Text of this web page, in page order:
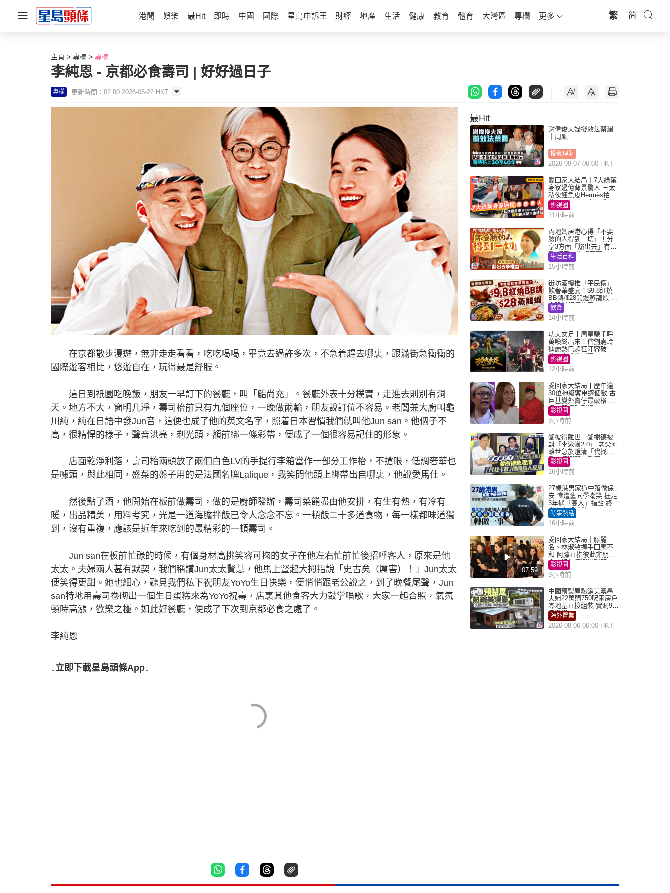
港聞 娛樂 最Hit 即時 中國 國際 星島申訴王 財經 地產 生活 健康 教育 體育 大灣區 專欄 更多 繁 简
主頁 專欄 專欄
李純恩 - 京都必食壽司 | 好好過日子
專欄 更新時間：02:00 2026-05-22 HKT
在京都散步漫遊，無非走走看看，吃吃喝喝，畢竟去過許多次，不急着趕去哪裏，跟滿街急衝衝的
國際遊客相比，悠遊自在，玩得最是舒服。
這日到祇園吃晚飯，朋友一早訂下的餐廳，叫「鮨尚充」。餐廳外表十分樸實，走進去則別有洞
天。地方不大，窗明几淨，壽司枱前只有九個座位，一晚做兩輪，朋友說訂位不容易。老闆兼大廚叫龜
川純，純在日語中發Jun音，這便也成了他的英文名字，照着日本習慣我們就叫他Jun san。他個子不
高，很精悍的樣子，聲音洪亮，剃光頭，額前綁一條彩帶，便成了一個很容易記住的形象。
店面乾淨利落，壽司枱兩頭放了兩個白色LV的手提行李箱當作一部分工作枱，不搶眼，低調奢華也
是噱頭，與此相同，盛菜的盤子用的是法國名牌Lalique，我笑問他頭上綁帶出自哪裏，他說愛馬仕。
然後點了酒，他開始在板前做壽司，做的是廚師發辦，壽司菜餚盡由他安排，有生有熟，有冷有
暖，出品精美，用料考究，光是一道海膽拌飯已令人念念不忘。一頓飯二十多道食物，每一樣都味道獨
到，沒有重複，應該是近年來吃到的最精彩的一頓壽司。
Jun san在板前忙碌的時候，有個身材高挑笑容可掬的女子在他左右忙前忙後招呼客人，原來是他
太太。夫婦兩人甚有默契，我們稱讚Jun太太賢慧，他馬上豎起大拇指說「史古矣（厲害）！」Jun太太
便笑得更甜。她也細心，聽見我們私下祝朋友YoYo生日快樂，便悄悄跟老公說之，到了晚餐尾聲，Jun
san特地用壽司卷砌出一個生日蛋糕來為YoYo祝壽，店裏其他食客大力鼓掌唱歌，大家一起合照，氣氛
頓時高漲，歡樂之極。如此好餐廳，便成了下次到京都必食之處了。
李純恩
↓立即下載星島頭條App↓
最Hit
謝偉俊夫婦擬效法蔡瀾
｜周顯
投資理財
2026-08-07 06:00 HKT
愛回家大結局｜7大綠葉
身家過億背景驚人 三太
私伙鱷魚皮Hermès拍劇
蘇姐原來是半山樓后
影視圈
11小時前
內地媽居港心得「不要
臉的人得到一切」！分
享3方面「豁出去」有著
數 網民：你好厲害
生活百科
15小時前
街坊酒樓推「平民價」
歎奢華盛宴！$9.8紅燒
BB鴿/$28開邊蒸龍蝦 3
大晚餐超值優惠
飲食
14小時前
功夫女足丨周星馳千呼
萬喚終出來！偕劉嘉玲
迪麗熱巴超狂陣容破天
荒現身香港謝票
影視圈
12小時前
愛回家大結局丨歷年逾
30位神級客串逐個數 古
巨基變外賣仔最破格 歐
陽震華情陷群姐
影視圈
9小時前
黎彼得離世丨黎樹德被
封「李泳漢2.0」 老父剛
離世急於澄清「代找卡
數」傳聞惹人反感
影視圈
16小時前
27歲港男家道中落做保
安 慘遭舊同學嘲笑 捱足
3年遇「高人」指點 終辭
職宣告「轉做一事」｜
Juicy叮
時事熱話
16小時前
07:59
愛回家大結局｜滕麗
名、林淑敏握手回應不
和 阿滕直指彼此非朋友
大小姐指傳聞得啖笑
影視圈
9小時前
中國預製屋熱銷美澳墨
夫婦22萬購750呎兩房戶
零地基直接組裝 實測9個
月激讚
海外置業
2026-08-06 06:00 HKT